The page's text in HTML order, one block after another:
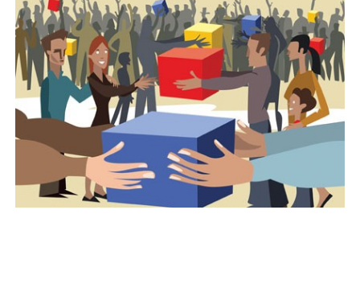
71bicen.jpg